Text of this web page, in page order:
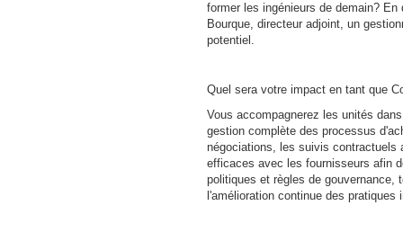
former les ingénieurs de demain?
Bourque, directeur adjoint, un
potentiel.
Quel sera votre impact en tant que
Vous accompagnerez les unités
gestion complète des processus
négociations, les suivis contractuels
efficaces avec les fournisseurs afin
politiques et règles de
l'amélioration continue des